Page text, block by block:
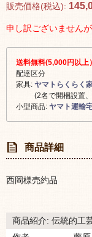
販売価格(税込):
申し訳ございません
送料無料(5,000円以上）
配達区分
家具: ヤマトらくらく
(2名で開梱設置
小型商品: ヤマト運輸
商品詳細
西岡様売約品
商品紹介: 伝統的工